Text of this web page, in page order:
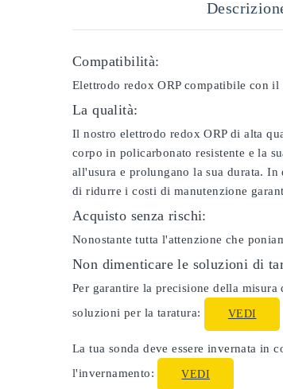
Compatibilità:
Elettrodo redox ORP compatibile con
La qualità:
Il nostro elettrodo redox ORP di alta
corpo in policarbonato resistente e la
all'usura e prolungano la sua durata.
di ridurre i costi di manutenzione
Acquisto senza rischi:
Nonostante tutta l'attenzione che
Non dimenticare le soluzioni di
Per garantire la precisione della
soluzioni per la taratura:
VEDI
La tua sonda deve essere invernata in
l'invernamento:
VEDI